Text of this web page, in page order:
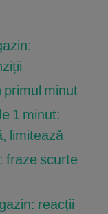
primul minut
1 minut:
limitează
fraze scurte
reacții